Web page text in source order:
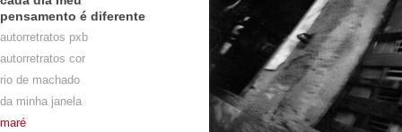
pensamento é diferente
autorretratos pxb
autorretratos cor
rio de machado
da minha janela
maré